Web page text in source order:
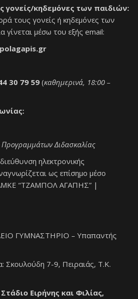
γονείς/κηδεμόνες των παιδιών:
τους γονείς ή κηδεμόνες των
γίνεται μέσω του εξής email:
30 79 59 (καθημερινά, 18:00 –
Προγραμμάτων Διδασκαλίας
ηλεκτρονικής
ως επίσημο μέσο
ΑΜΚΕ “ΤΖΑΜΠΟΛ ΑΓΑΠΗΣ” |
ΓΥΜΝΑΣΤΗΡΙΟ – Υπαπαντής
Σκουλούδη 7-9, Πειραιάς, Τ.Κ.
Ειρήνης και Φιλίας,